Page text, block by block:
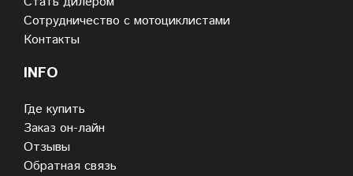
Сотрудничество с мотоциклистами
Контакты
INFO
Где купить
Заказ он-лайн
Отзывы
Обратная связь